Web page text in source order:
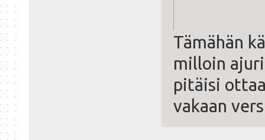
Tämähän
milloin
pitäisi
vakaan